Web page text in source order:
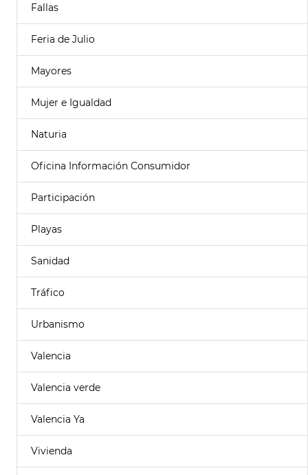
Fallas
Feria de Julio
Mayores
Mujer e Igualdad
Naturia
Oficina Información Consumidor
Participación
Playas
Sanidad
Tráfico
Urbanismo
Valencia
Valencia verde
Valencia Ya
Vivienda